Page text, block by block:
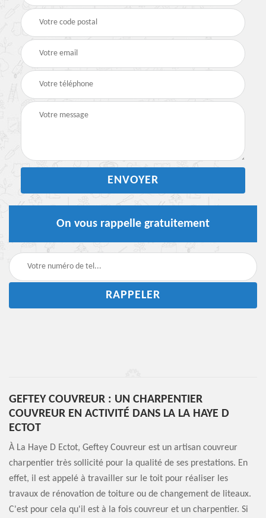
On vous rappelle gratuitement
GEFTEY COUVREUR : UN CHARPENTIER
COUVREUR EN ACTIVITÉ DANS LA LA HAYE D
ECTOT
À La Haye D Ectot, Geftey Couvreur est un artisan couvreur
charpentier très sollicité pour la qualité de ses prestations. En
effet, il est appelé à travailler sur le toit pour réaliser les
travaux de rénovation de toiture ou de changement de liteaux.
C'est pour cela qu'il est à la fois couvreur et un charpentier. Si